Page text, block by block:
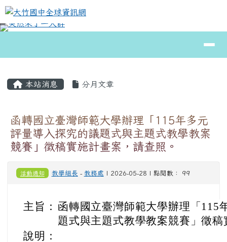
跳至主內容區
大竹國中全球資訊網
⏸
本站消息 分月文章
函轉國立臺灣師範大學辦理「115年多元
評量導入探究的議題式與主題式教學教案
競賽」徵稿實施計畫案，請查照。
活動通知 教學組長 - 教務處 | 2026-05-28 | 點閱數： 99
主旨： 函轉國立臺灣師範大學辦理「115
題式與主題式教學教案競賽」徵
說明：